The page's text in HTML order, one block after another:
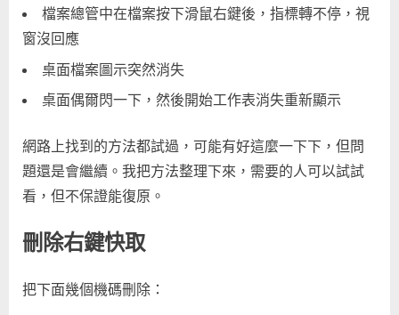
時
法〉
檔案總管中在檔案按下滑鼠右鍵後，指標轉不停，視
窗沒回應
桌面檔案圖示突然消失
桌面偶爾閃一下，然後開始工作表消失重新顯示
網路上找到的方法都試過，可能有好這麼一下下，但問
題還是會繼續。我把方法整理下來，需要的人可以試試
看，但不保證能復原。
刪除右鍵快取
把下面幾個機碼刪除：